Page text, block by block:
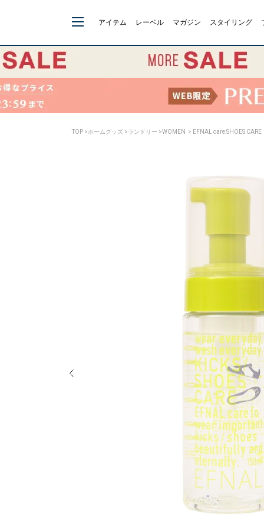
アイテム レーベル マガジン スタイリング
TOP >ホームグッズ >ランドリー >WOMEN > EFNAL care:SHOES